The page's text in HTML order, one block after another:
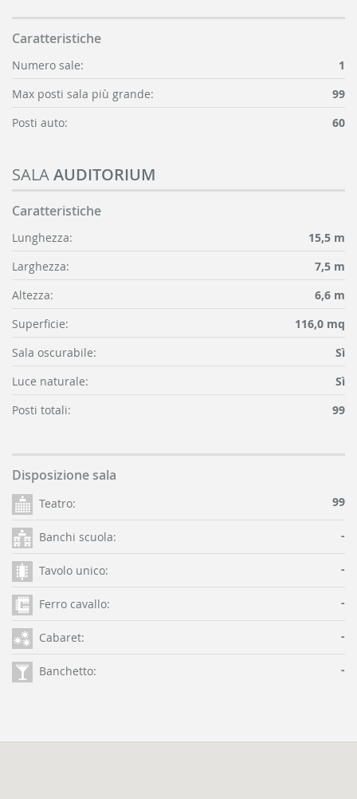
Caratteristiche
Numero sale:
1
Max posti sala più grande:
99
Posti auto:
60
SALAAUDITORIUM
Caratteristiche
Lunghezza:
15,5 m
Larghezza:
7,5 m
Altezza:
6,6 m
Superficie:
116,0 mq
Sala oscurabile:
Sì
Luce naturale:
Sì
Posti totali:
99
Disposizione sala
Teatro: 99
Banchi scuola: -
Tavolo unico: -
Ferro cavallo: -
Cabaret: -
Banchetto: -